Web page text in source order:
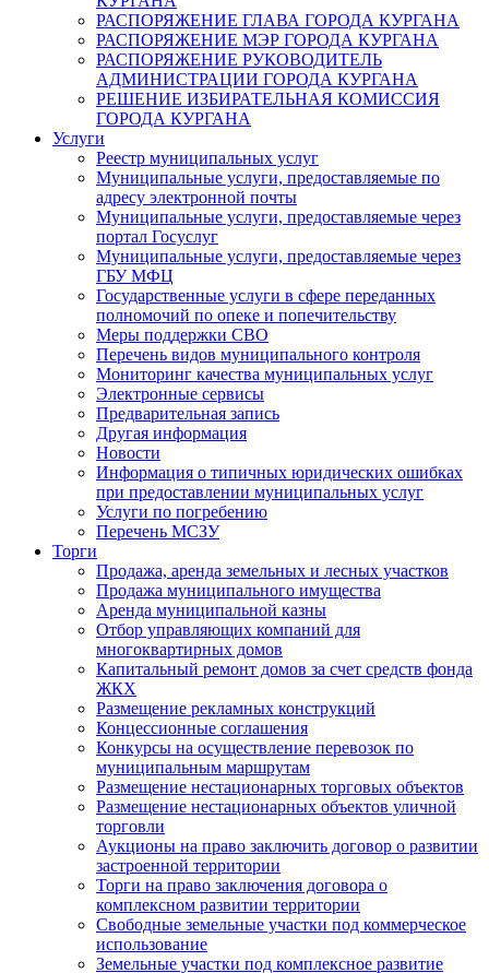
РАСПОРЯЖЕНИЕ ГЛАВА ГОРОДА КУРГАНА
РАСПОРЯЖЕНИЕ МЭР ГОРОДА КУРГАНА
РАСПОРЯЖЕНИЕ РУКОВОДИТЕЛЬ
АДМИНИСТРАЦИИ ГОРОДА КУРГАНА
РЕШЕНИЕ ИЗБИРАТЕЛЬНАЯ КОМИССИЯ
ГОРОДА КУРГАНА
Услуги
Реестр муниципальных услуг
Муниципальные услуги, предоставляемые по
адресу электронной почты
Муниципальные услуги, предоставляемые через
портал Госуслуг
Муниципальные услуги, предоставляемые через
ГБУ МФЦ
Государственные услуги в сфере переданных
полномочий по опеке и попечительству
Меры поддержки СВО
Перечень видов муниципального контроля
Мониторинг качества муниципальных услуг
Электронные сервисы
Предварительная запись
Другая информация
Новости
Информация о типичных юридических ошибках
при предоставлении муниципальных услуг
Услуги по погребению
Перечень МСЗУ
Торги
Продажа, аренда земельных и лесных участков
Продажа муниципального имущества
Аренда муниципальной казны
Отбор управляющих компаний для
многоквартирных домов
Капитальный ремонт домов за счет средств фонда
ЖКХ
Размещение рекламных конструкций
Концессионные соглашения
Конкурсы на осуществление перевозок по
муниципальным маршрутам
Размещение нестационарных торговых объектов
Размещение нестационарных объектов уличной
торговли
Аукционы на право заключить договор о развитии
застроенной территории
Торги на право заключения договора о
комплексном развитии территории
Свободные земельные участки под коммерческое
использование
Земельные участки под комплексное развитие